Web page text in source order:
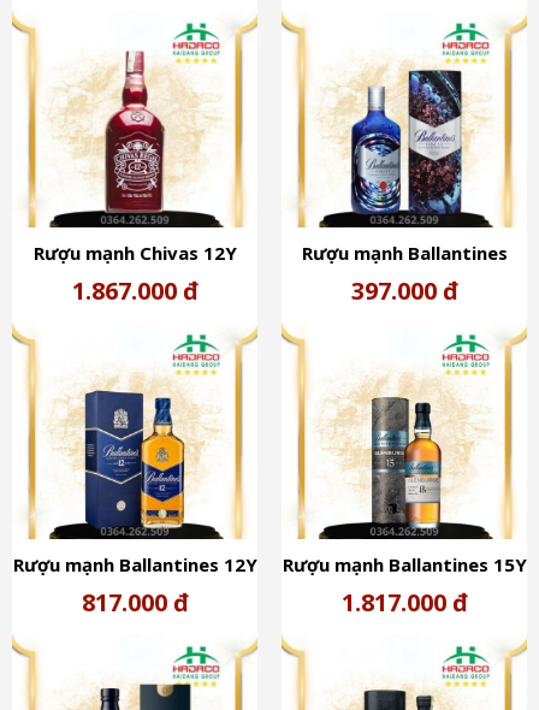
Rượu mạnh Chivas 12Y
Night Scotland 40%
1.867.000 đ
Rượu mạnh Ballantines
Finest Scotland 40%
397.000 đ
Rượu mạnh Ballantines 12Y
40%
817.000 đ
Rượu mạnh Ballantines 15Y
Glenburgie 40%
1.817.000 đ